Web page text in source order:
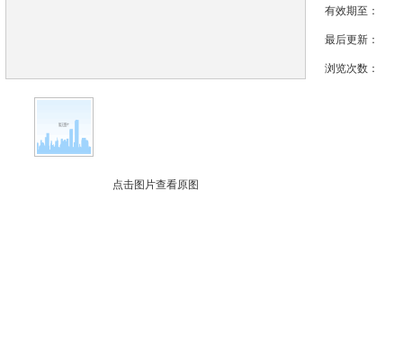
点击图片查看原图
有效期至：
最后更新：
浏览次数：